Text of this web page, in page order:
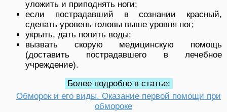
уложить и приподнять ноги;
если пострадавший в сознании красный,
сделать уровень головы выше уровня ног;
укрыть, дать попить воды;
вызвать скорую медицинскую помощь
(доставить пострадавшего в лечебное
учреждение).
Более подробно в статье:
Обморок и его виды. Оказание первой помощи при
обмороке